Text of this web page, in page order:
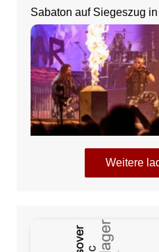
Sabaton auf Siegeszug
Weitere